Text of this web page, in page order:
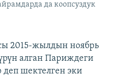
да коопсуздук
2015-жылдын ноябрь
алган Париждеги
шектелген эки